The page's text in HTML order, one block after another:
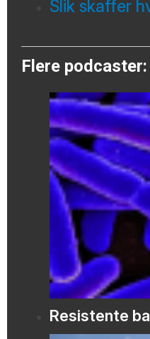
Slik skaffer
Flere podcaster:
Resistente